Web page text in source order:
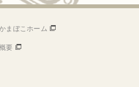
まぼこホーム
要